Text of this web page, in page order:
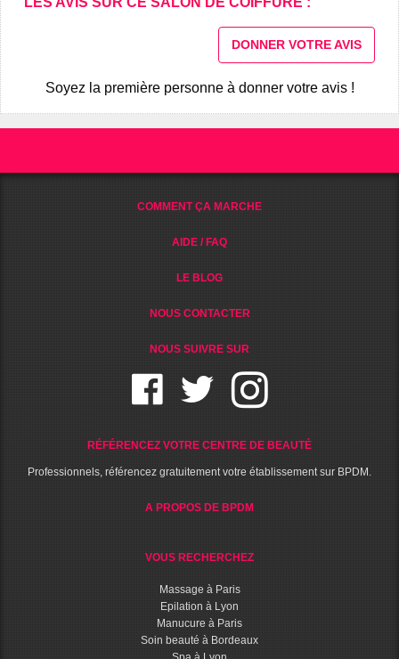
DONNER VOTRE AVIS
Soyez la première personne à donner votre avis !
COMMENT ÇA MARCHE
AIDE / FAQ
LE BLOG
NOUS CONTACTER
NOUS SUIVRE SUR
RÉFÉRENCEZ VOTRE CENTRE DE BEAUTÉ
Professionnels, référencez gratuitement votre établissement sur BPDM.
A PROPOS DE BPDM
VOUS RECHERCHEZ
Massage à Paris
Epilation à Lyon
Manucure à Paris
Soin beauté à Bordeaux